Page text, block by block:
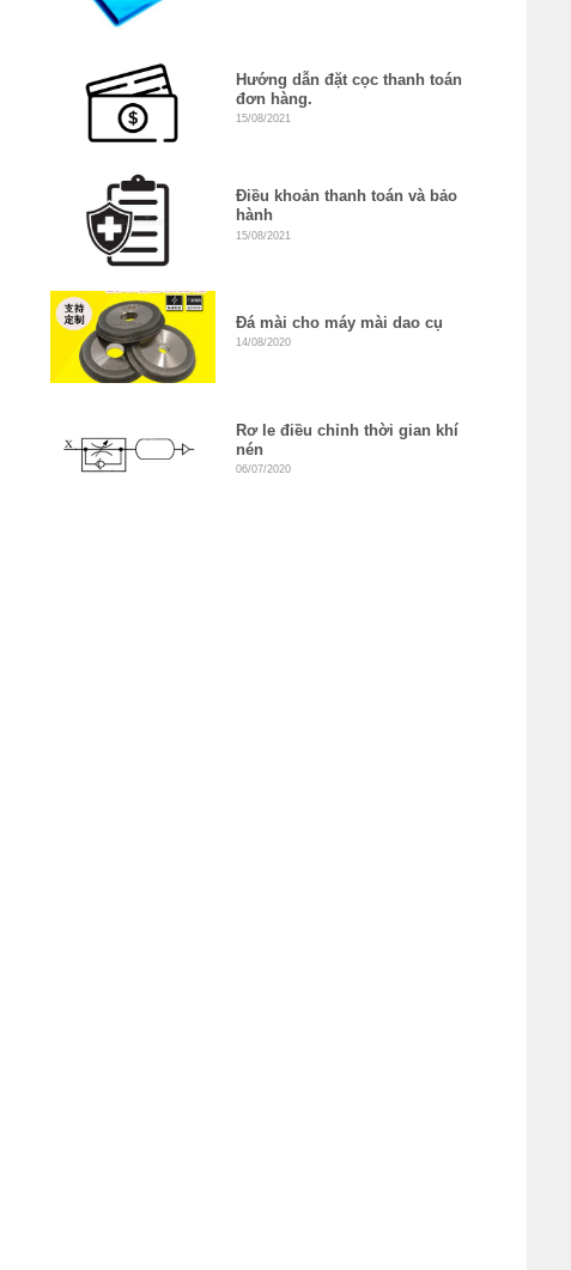
Hướng dẫn đặt cọc thanh toán
đơn hàng.
15/08/2021
Điều khoản thanh toán và bảo
hành
15/08/2021
Đá mài cho máy mài dao cụ
14/08/2020
Rơ le điều chỉnh thời gian khí
nén
06/07/2020